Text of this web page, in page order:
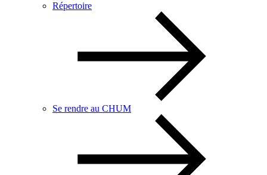
Répertoire
Se rendre au CHUM